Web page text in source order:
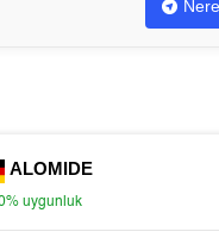
ALOMIDE
uygunluk